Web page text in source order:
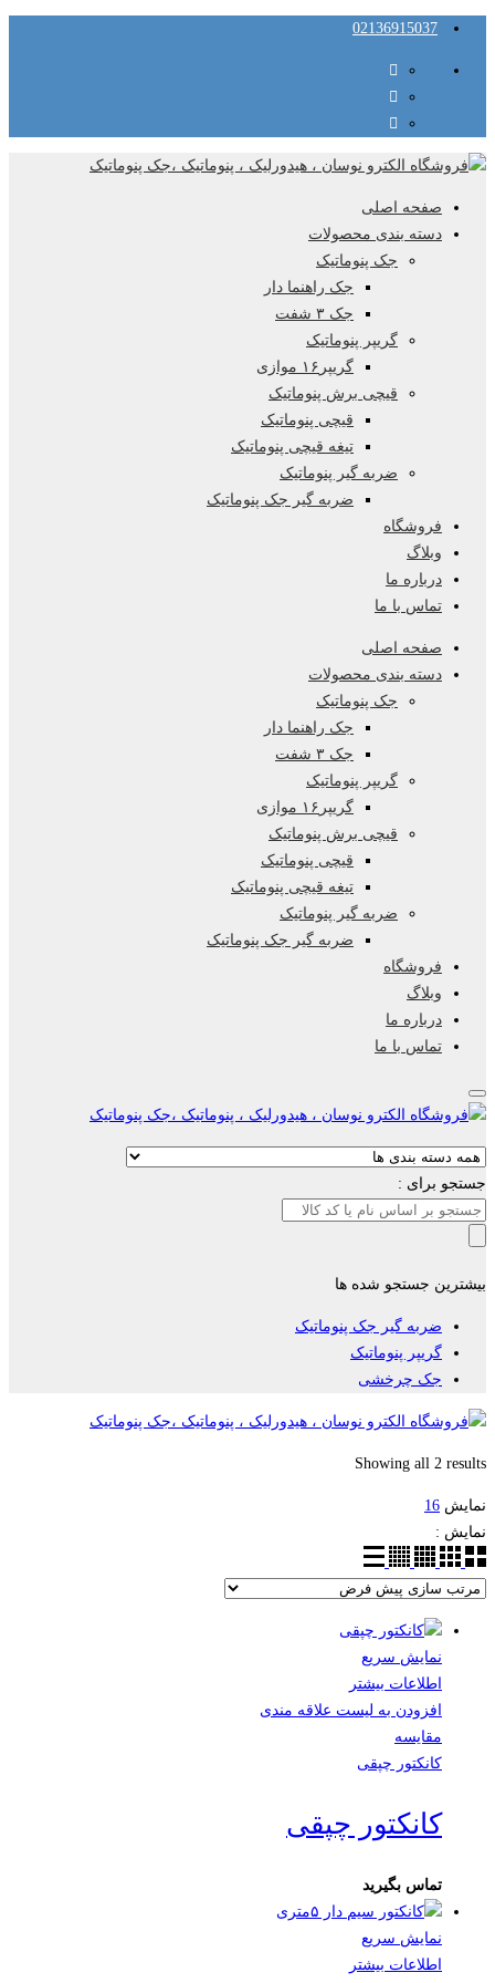
02136915037
صفحه اصلی
دسته بندی محصولات
جک پنوماتیک
جک راهنما دار
جک ۳ شفت
گریپر پنوماتیک
گریپر۱۶ موازی
قیچی برش پنوماتیک
قیچی پنوماتیک
تیغه قیچی پنوماتیک
ضربه گیر پنوماتیک
ضربه گیر جک پنوماتیک
فروشگاه
وبلاگ
درباره ما
تماس با ما
صفحه اصلی
دسته بندی محصولات
جک پنوماتیک
جک راهنما دار
جک ۳ شفت
گریپر پنوماتیک
گریپر۱۶ موازی
قیچی برش پنوماتیک
قیچی پنوماتیک
تیغه قیچی پنوماتیک
ضربه گیر پنوماتیک
ضربه گیر جک پنوماتیک
فروشگاه
وبلاگ
درباره ما
تماس با ما
جستجو برای :
بیشترین جستجو شده ها
ضربه گیر جک پنوماتیک
گریپر پنوماتیک
جک چرخشی
Showing all 2 results
نمایش 16
نمایش :
نمایش سریع
اطلاعات بیشتر
افزودن به لیست علاقه مندی
مقایسه
کانکتور چپقی
کانکتور چپقی
تماس بگیرید
نمایش سریع
اطلاعات بیشتر